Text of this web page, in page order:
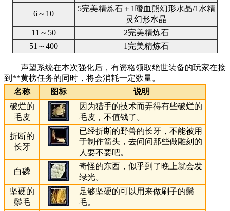
6～10
5完美精炼石＋1嗜血熊幻形水晶/1水精
灵幻形水晶
11～50
2完美精炼石
51～400
1完美精炼石
声望系统在本次强化后，有资格领取绝世装备的玩家在接
到**黄榜任务的同时，将会消耗一定数量。
名称
图标
说明
破烂的
毛皮
因为猎手的技术而弄得有些破烂的
毛皮，不值钱了。
折断的
长牙
已经折断的野兽的长牙，不能被用
于制作箭头，去问问那些做雕刻的
人要不要吧。
白磷
奇怪的东西，似乎到了晚上就会发
绿光。
坚硬的
鬃毛
足够坚硬的可以用来做刷子的鬃
毛。